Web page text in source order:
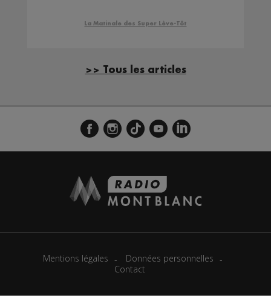
La Matinale des Super Lève-Tôt
>> Tous les articles
Mentions légales
Données personnelles
Contact